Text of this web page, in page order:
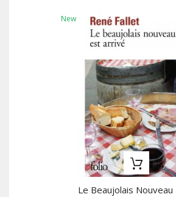
New
Le Beaujolais Nouveau